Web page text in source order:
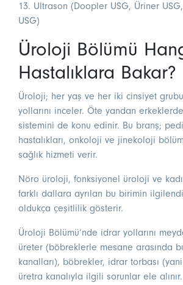
13. Ultrason (Doopler USG, Üriner
USG)
Üroloji Bölümü
Hastalıklara Bakar?
Üroloji; her yaş ve her iki cinsiyet
yollarını inceler. Öte yandan
sistemini de konu edinir. Bu branş;
hastalıkları, onkoloji ve jinekoloji
sağlık hizmeti verir.
Nöro üroloji, fonksiyonel üroloji ve
farklı dallara ayrılan bu birimin
oldukça çeşitlilik gösterir.
Üroloji Bölümü’nde idrar yollarını
üreter (böbreklerle mesane arasında
kanalları), böbrekler, idrar torbası
üretra kanalıyla ilgili sorunlar ele alınır.